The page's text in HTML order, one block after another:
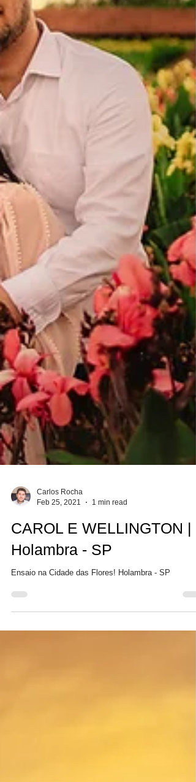
Feb 25, 2021
1 min read
CAROL E WELLINGTON |
Holambra - SP
Ensaio na Cidade das Flores! Holambra - SP